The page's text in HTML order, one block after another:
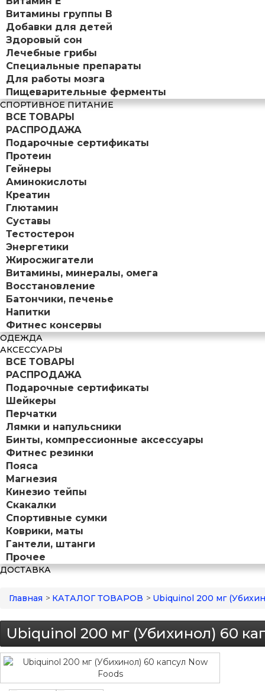
Витамины группы B
Добавки для детей
Здоровый сон
Лечебные грибы
Специальные препараты
Для работы мозга
Пищеварительные ферменты
СПОРТИВНОЕ ПИТАНИЕ
ВСЕ ТОВАРЫ
РАСПРОДАЖА
Подарочные сертификаты
Протеин
Гейнеры
Аминокислоты
Креатин
Глютамин
Суставы
Тестостерон
Энергетики
Жиросжигатели
Витамины, минералы, омега
Восстановление
Батончики, печенье
Напитки
Фитнес консервы
ОДЕЖДА
АКСЕССУАРЫ
ВСЕ ТОВАРЫ
РАСПРОДАЖА
Подарочные сертификаты
Шейкеры
Перчатки
Лямки и напульсники
Бинты, компрессионные аксессуары
Фитнес резинки
Пояса
Магнезия
Кинезио тейпы
Скакалки
Спортивные сумки
Коврики, маты
Гантели, штанги
Прочее
ДОСТАВКА
Главная > КАТАЛОГ ТОВАРОВ > Ubiquinol 200 мг
Ubiquinol 200 мг (Убихинол) 60